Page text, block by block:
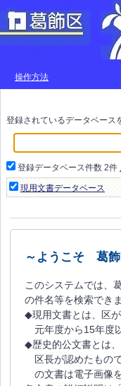
操作方法
登録されているデータベース
登録データベース件数 2件
現用文書データベース
～ようこそ 葛飾
このシステムでは、
の件名等を検索できま
◆現用文書とは、区
元年度から15年度
◆歴史的公文書とは
区長が認めたもの
の文書は電子画像